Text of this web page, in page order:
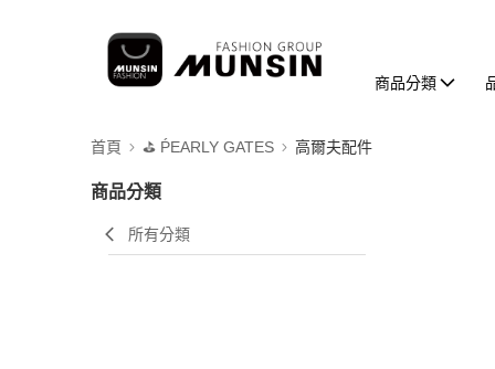
商品分類
首頁 ⛳️ ṔEARLY GATES 高爾夫配件
商品分類
所有分類